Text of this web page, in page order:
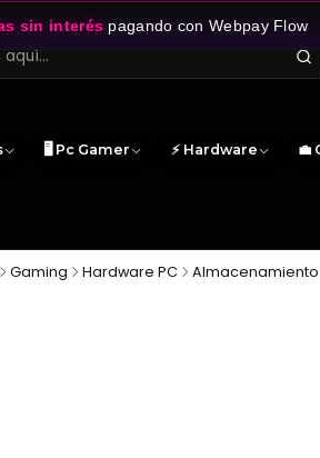
🖥️ Pc Gamer ⚡ Hardware 💼
sin interés pagando con Webpay Flow
Gaming Hardware PC Almacenamiento